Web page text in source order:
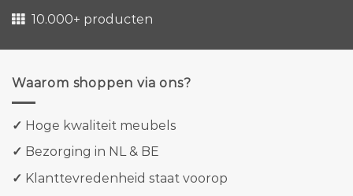
10.000+ producten
Waarom shoppen via ons?
✓ Hoge kwaliteit meubels
✓ Bezorging in NL & BE
✓ Klanttevredenheid staat voorop